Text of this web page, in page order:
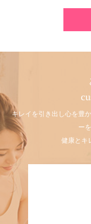
キレイを引き出し心を豊
ー
健康とキ